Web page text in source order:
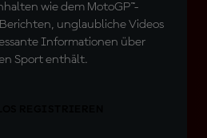
wie dem MotoGP™-
unglaubliche Videos
Informationen über
Sport enthält.